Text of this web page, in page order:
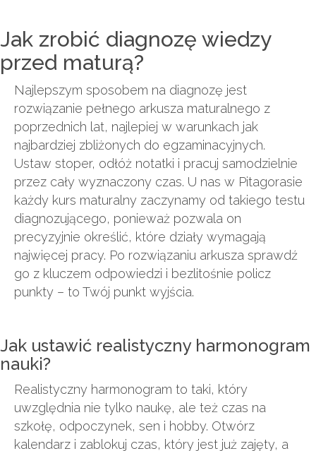
Jak zrobić diagnozę wiedzy
przed maturą?
Najlepszym sposobem na diagnozę jest
rozwiązanie pełnego arkusza maturalnego z
poprzednich lat, najlepiej w warunkach jak
najbardziej zbliżonych do egzaminacyjnych.
Ustaw stoper, odłóż notatki i pracuj samodzielnie
przez cały wyznaczony czas. U nas w Pitagorasie
każdy kurs maturalny zaczynamy od takiego testu
diagnozującego, ponieważ pozwala on
precyzyjnie określić, które działy wymagają
najwięcej pracy. Po rozwiązaniu arkusza sprawdź
go z kluczem odpowiedzi i bezlitośnie policz
punkty – to Twój punkt wyjścia.
Jak ustawić realistyczny harmonogram
nauki?
Realistyczny harmonogram to taki, który
uwzględnia nie tylko naukę, ale też czas na
szkołę, odpoczynek, sen i hobby. Otwórz
kalendarz i zablokuj czas, który jest już zajęty, a